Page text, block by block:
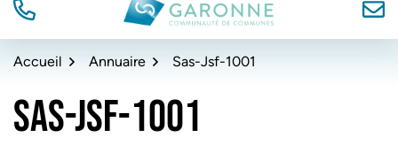
navigation
de TÉL. Convergence Garonne
Accueil Annuaire Sas-Jsf-1001
SAS-JSF-1001